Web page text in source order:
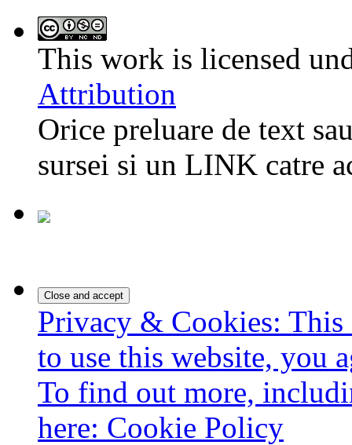
This work is licensed
Attribution
Orice preluare de text
sursei si un LINK catre
Privacy & Cookies:
to use this website, you
To find out more,
here: Cookie Policy